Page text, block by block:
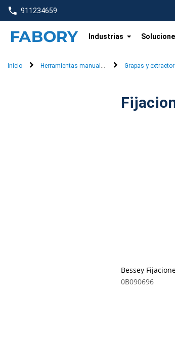
text.skipToContent
text.skipToNavigation
911234659
Industrias
Inicio Herramientas manuales Grapas y
Bessey
0B090696